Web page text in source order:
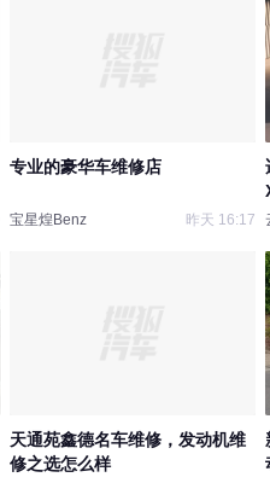
专业的豪华车维修店
宝星煌Benz 昨天 16:17
天通苑鑫德名车维修，发动机维
修之选怎么样